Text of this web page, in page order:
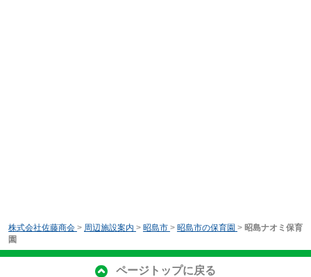
株式会社佐藤商会 > 周辺施設案内 > 昭島市 > 昭島市の保育園 > 昭島ナオミ保育
園
ページトップに戻る